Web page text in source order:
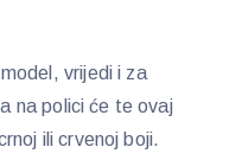
vrijedi i za
na polici će te ovaj
ili crvenoj boji.